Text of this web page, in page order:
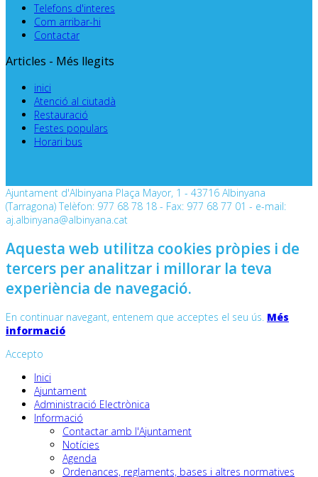
Telefons d'interes
Com arribar-hi
Contactar
Articles - Més llegits
inici
Atenció al ciutadà
Restauració
Festes populars
Horari bus
Ajuntament d'Albinyana Plaça Mayor, 1 - 43716 Albinyana
(Tarragona) Telèfon: 977 68 78 18 - Fax: 977 68 77 01 - e-mail:
aj.albinyana@albinyana.cat
Aquesta web utilitza cookies pròpies i de
tercers per analitzar i millorar la teva
experiència de navegació.
En continuar navegant, entenem que acceptes el seu ús. Més
informació
Accepto
Inici
Ajuntament
Administració Electrònica
Informació
Contactar amb l'Ajuntament
Notícies
Agenda
Ordenances, reglaments, bases i altres normatives